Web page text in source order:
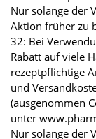
Nur solange der
Aktion früher zu
32: Bei
Rabatt auf viele
rezeptpflichtige
und
(ausgenommen
unter
Nur solange der